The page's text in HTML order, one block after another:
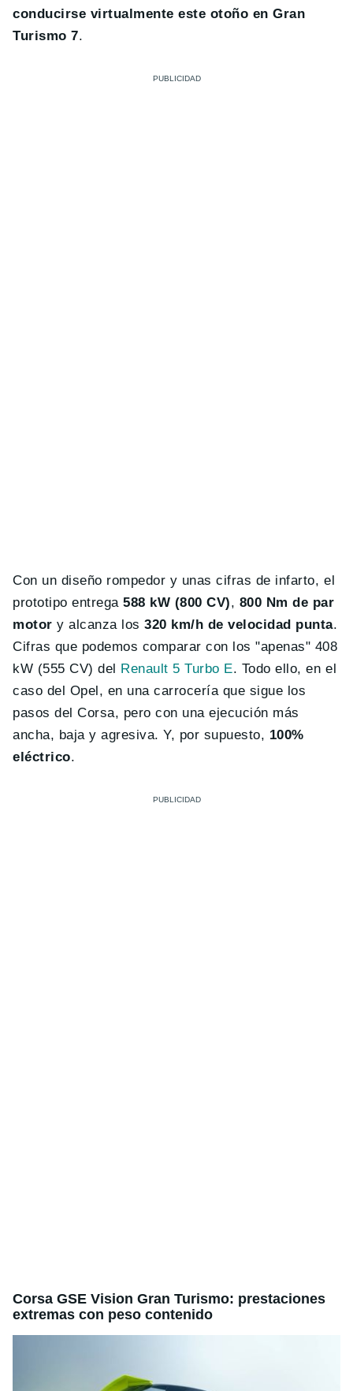
conducirse virtualmente este otoño en Gran
Turismo 7.
Con un diseño rompedor y unas cifras de infarto, el
prototipo entrega588 kW (800 CV), 800 Nm de par
motor y alcanza los320 km/h de velocidad punta.
Cifras que podemos comparar con los "apenas" 408
kW (555 CV) del Renault 5 Turbo E. Todo ello, en el
caso del Opel, en una carrocería que sigue los
pasos del Corsa, pero con una ejecución más
ancha, baja y agresiva. Y, por supuesto, 100%
eléctrico.
Corsa GSE Vision Gran Turismo: prestaciones
extremas con peso contenido